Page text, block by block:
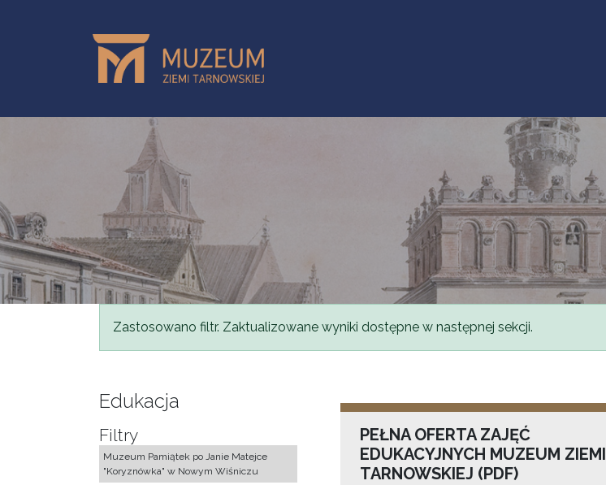
Komunikat
Zastosowano filtr. Zaktualizowane wyniki dostępne w następnej sekcji.
Edukacja
Filtry
Muzeum Pamiątek po Janie Matejce
"Koryznówka" w Nowym Wiśniczu
PEŁNA OFERTA ZAJĘĆ
EDUKACYJNYCH MUZEUM ZIEMI
TARNOWSKIEJ (PDF)